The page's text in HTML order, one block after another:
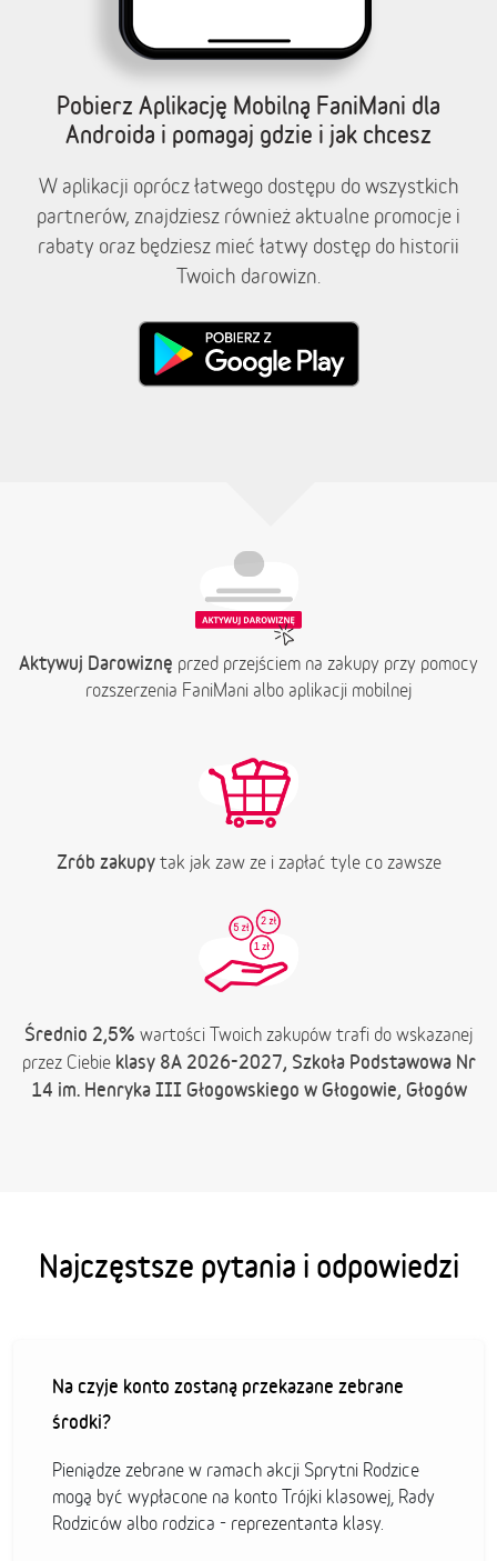
Pobierz Aplikację Mobilną FaniMani dla
Androida i pomagaj gdzie i jak chcesz
W aplikacji oprócz łatwego dostępu do wszystkich
partnerów, znajdziesz również aktualne promocje i
rabaty oraz będziesz mieć łatwy dostęp do historii
Twoich darowizn.
Aktywuj Darowiznę przed przejściem na zakupy przy pomocy
rozszerzenia FaniMani albo aplikacji mobilnej
Zrób zakupytak jak zaw ze i zapłać tyle co zawsze
Średnio 2,5% wartości Twoich zakupów trafi do wskazanej
przez Ciebie klasy 8A 2026-2027, Szkoła Podstawowa Nr
14 im. Henryka III Głogowskiego w Głogowie, Głogów
Najczęstsze pytania i odpowiedzi
Na czyje konto zostaną przekazane zebrane
środki?
Pieniądze zebrane w ramach akcji Sprytni Rodzice
mogą być wypłacone na konto Trójki klasowej, Rady
Rodziców albo rodzica - reprezentanta klasy.